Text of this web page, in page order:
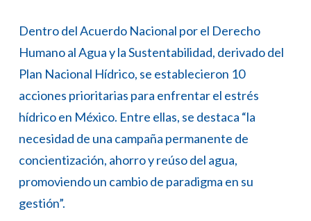
Dentro del Acuerdo Nacional por el Derecho
Humano al Agua y la Sustentabilidad, derivado del
Plan Nacional Hídrico, se establecieron 10
acciones prioritarias para enfrentar el estrés
hídrico en México. Entre ellas, se destaca “la
necesidad de una campaña permanente de
concientización, ahorro y reúso del agua,
promoviendo un cambio de paradigma en su
gestión”.